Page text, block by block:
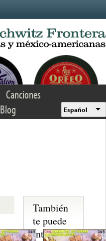
Canciones
Blog Español
También
te puede
interesar...